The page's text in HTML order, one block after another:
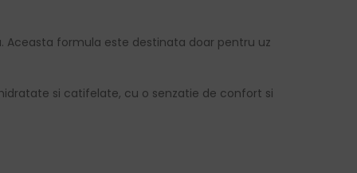
Aceasta formula este destinata doar pentru uz
si catifelate, cu o senzatie de confort si